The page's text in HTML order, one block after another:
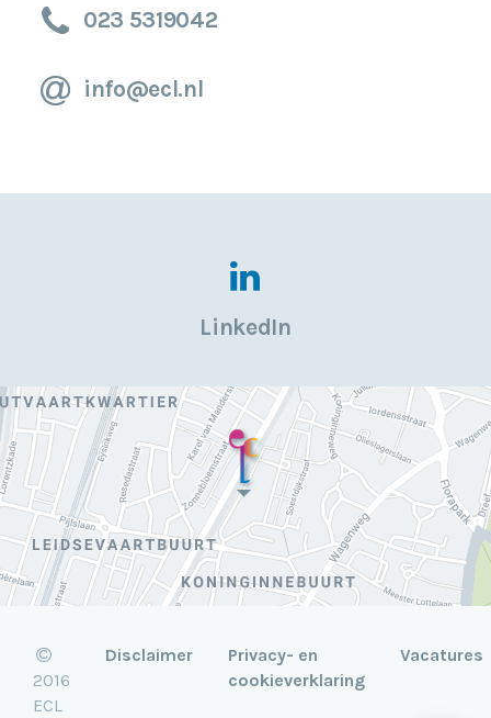
023 5319042
info@ecl.nl
LinkedIn
2016
ECL
Disclaimer
Privacy- en
cookieverklaring
Vacatures